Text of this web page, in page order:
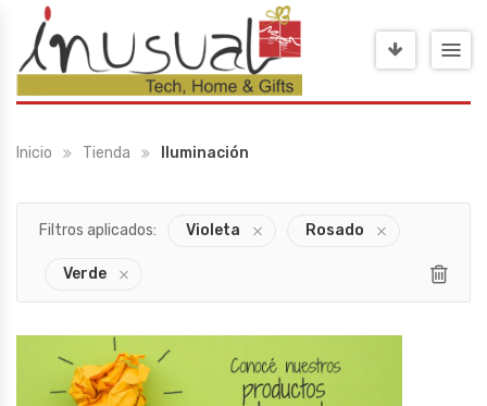
Inicio Tienda Iluminación
Filtros aplicados: Violeta Rosado
Verde